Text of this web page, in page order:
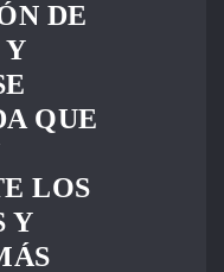
DE
QUE
LOS
Y